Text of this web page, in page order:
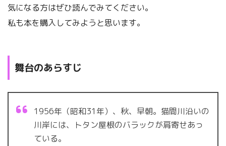
気になる方はぜひ読んでみてください。
私も本を購入してみようと思います。
舞台のあらすじ
1956年（昭和31年）、秋、早朝。猫間川沿いの
川岸には、トタン屋根のバラックが肩寄せあっ
ている。